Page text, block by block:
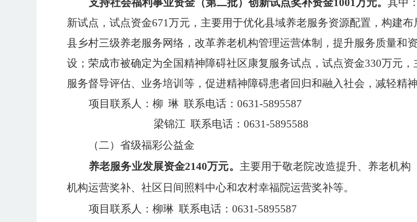
支持社会福利事业资金（第二批）创新试点奖补资金1001万元。 其中 ：
新试点，试点资金671万元，主要用于优化县域养老服务资源配置，构建
县乡村三级养老服务网络，改革养老机构管理运营体制，提升服务质量和
设；荣成市被确定为全国精神障碍社区康复服务试点，试点资金330万元，
服务督导评估、业务培训等，促进精神障碍患者回归和融入社会，减轻精
项目联系人：柳 琳 联系电话： 0631-5895587
梁锦江 联系电话： 0631-5895588
（二） 省级福彩公益金
养老服务业发展资金2140万元。 主要用于敬老院改造提升、养老机
机构运营奖补、社区日间照料中心和农村幸福院运营奖补等。
项目联系人：柳琳 联系电话： 0631-5895587